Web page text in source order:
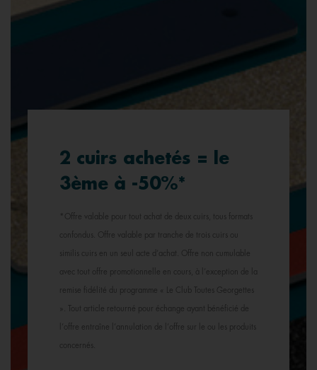
2 cuirs achetés = le
3ème à -50%*
*Offre valable pour tout achat de deux cuirs, tous formats
confondus. Offre valable par tranche de trois cuirs ou
similis cuirs en un seul acte d’achat. Offre non cumulable
avec tout offre promotionnelle en cours, à l’exception de la
remise fidélité du programme « Le Club Toutes Georgettes
». Tout article retourné pour échange ayant bénéficié de
l’offre entraîne l’annulation de l’offre sur le ou les produits
concernés.